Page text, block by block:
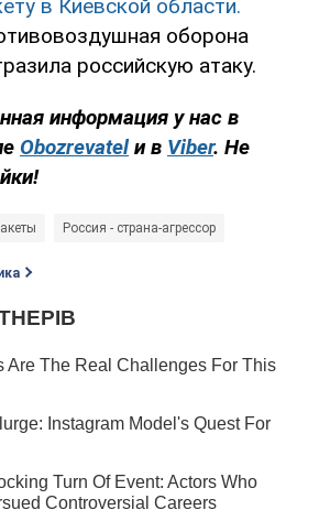
в Киевской области.
оборона
российскую атаку.
информация у нас в
Obozrevatel и в Viber. Не
Россия - страна-агрессор